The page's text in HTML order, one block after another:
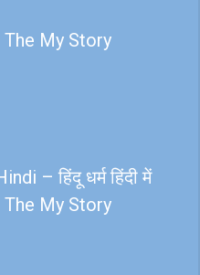
The My Story
– हिंदू धर्म हिंदी में
The My Story